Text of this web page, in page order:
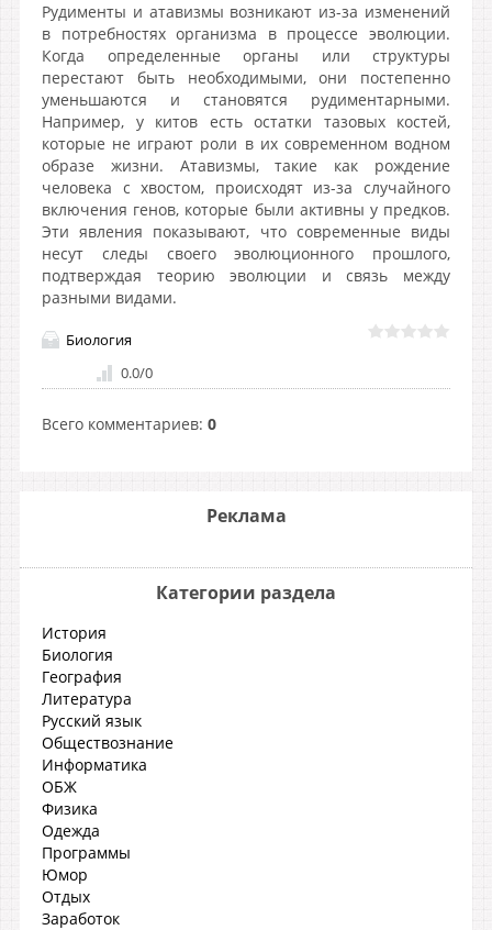
Рудименты и атавизмы возникают из-за изменений
в потребностях организма в процессе эволюции.
Когда определенные органы или структуры
перестают быть необходимыми, они постепенно
уменьшаются и становятся рудиментарными.
Например, у китов есть остатки тазовых костей,
которые не играют роли в их современном водном
образе жизни. Атавизмы, такие как рождение
человека с хвостом, происходят из-за случайного
включения генов, которые были активны у предков.
Эти явления показывают, что современные виды
несут следы своего эволюционного прошлого,
подтверждая теорию эволюции и связь между
разными видами.
Биология
0.0/0
Всего комментариев: 0
Реклама
Категории раздела
История
Биология
География
Литература
Русский язык
Обществознание
Информатика
ОБЖ
Физика
Одежда
Программы
Юмор
Отдых
Заработок